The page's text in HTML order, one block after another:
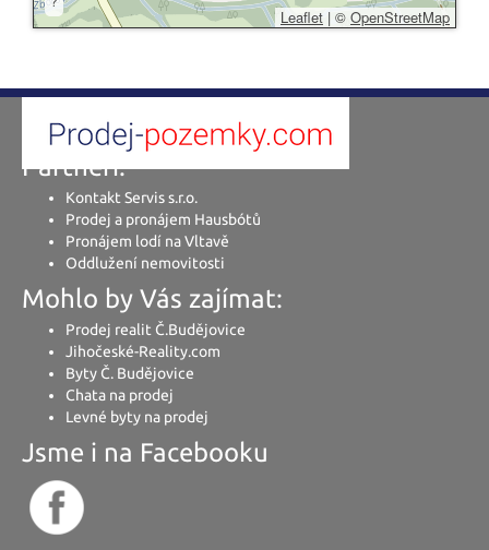
Leaflet | © OpenStreetMap
Partneři:
Kontakt Servis s.r.o.
Prodej a pronájem Hausbótů
Pronájem lodí na Vltavě
Oddlužení nemovitosti
Mohlo by Vás zajímat:
Prodej realit Č.Budějovice
Jihočeské-Reality.com
Byty Č. Budějovice
Chata na prodej
Levné byty na prodej
Jsme i na Facebooku